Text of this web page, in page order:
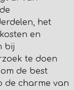
het
en
bij
te doen
de best
de charme van